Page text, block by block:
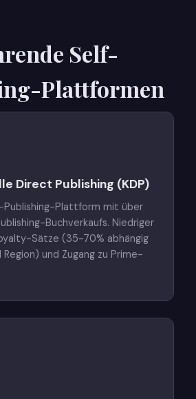
Self-
Plattformen
Direct Publishing (KDP)
Publishing-Plattform mit über
Buchverkaufs. Niedriger
Sätze (35-70% abhängig
und Zugang zu Prime-